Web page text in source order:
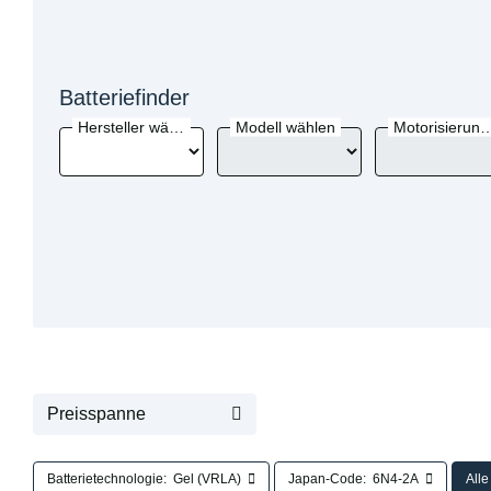
Batteriefinder
Modell wählen
Preisspanne
Batterietechnologie: Gel (VRLA) Japan-Code: 6N4-2A Alle